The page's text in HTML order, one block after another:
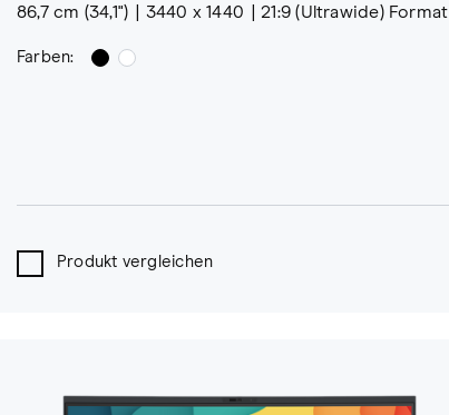
86,7 cm (34,1") 3440 x 1440 21:9 (Ultrawide) Format
Farben:
Produkt vergleichen